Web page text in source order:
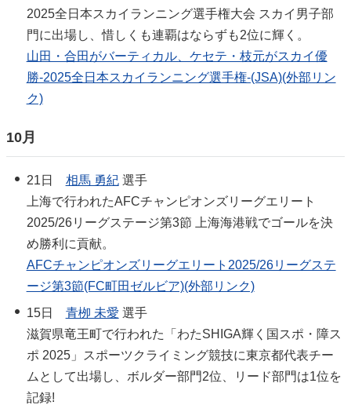
2025全日本スカイランニング選手権大会 スカイ男子部
門に出場し、惜しくも連覇はならずも2位に輝く。
山田・合田がバーティカル、ケセテ・枝元がスカイ優
勝-2025全日本スカイランニング選手権-(JSA)(外部リン
ク)
10月
21日 相馬 勇紀選手
上海で行われたAFCチャンピオンズリーグエリート
2025/26リーグステージ第3節 上海海港戦でゴールを決
め勝利に貢献。
AFCチャンピオンズリーグエリート2025/26リーグステ
ージ第3節(FC町田ゼルビア)(外部リンク)
15日 青栁 未愛 選手
滋賀県竜王町で行われた「わたSHIGA輝く国スポ・障ス
ポ 2025」スポーツクライミング競技に東京都代表チー
ムとして出場し、ボルダー部門2位、リード部門は1位を
記録!